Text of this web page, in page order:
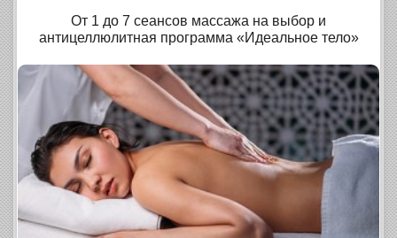
От 1 до 7 сеансов массажа на выбор и
антицеллюлитная программа «Идеальное тело»